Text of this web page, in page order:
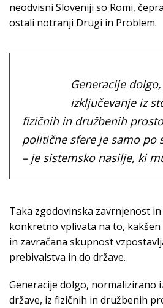
neodvisni Sloveniji so Romi,
ostali notranji Drugi in Problem.
Generacije
izključevanje iz
fizičnih in družbenih
politične sfere je samo po
– je sistemsko nasilje, ki
Taka zgodovinska zavrnjenost
konkretno vplivata na to,
in zavračana skupnost
prebivalstva in do države.
Generacije dolgo, normalizirano
države, iz fizičnih in družbenih